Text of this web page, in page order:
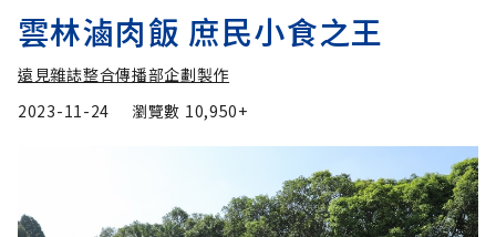
雲林滷肉飯 庶民小食之王
遠見雜誌整合傳播部企劃製作
2023-11-24
瀏覽數 10,950+